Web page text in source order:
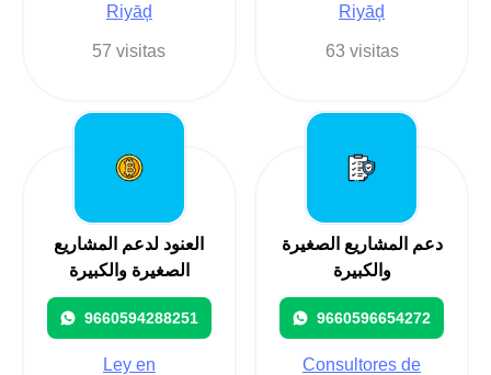
Riyāḑ
57 visitas
Riyāḑ
63 visitas
العنود لدعم المشاريع
الصغيرة والكبيرة
9660594288251
Ley en
دعم المشاريع الصغيرة
والكبيرة
9660596654272
Consultores de